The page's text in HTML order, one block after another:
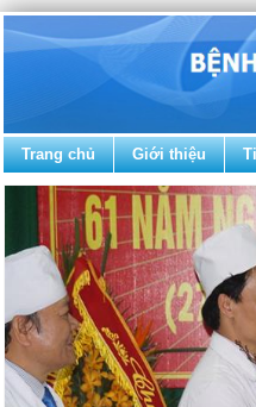
Trang chủ Giới thiệu